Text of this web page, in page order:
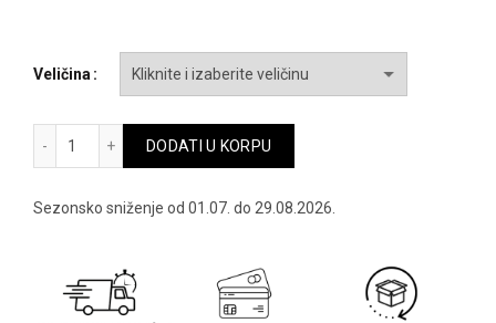
Veličina
Superdry zenski ranac sdw9110342a-16a - sdw9110342a-
DODATI U KORPU
Sezonsko sniženje od 01.07. do 29.08.2026.